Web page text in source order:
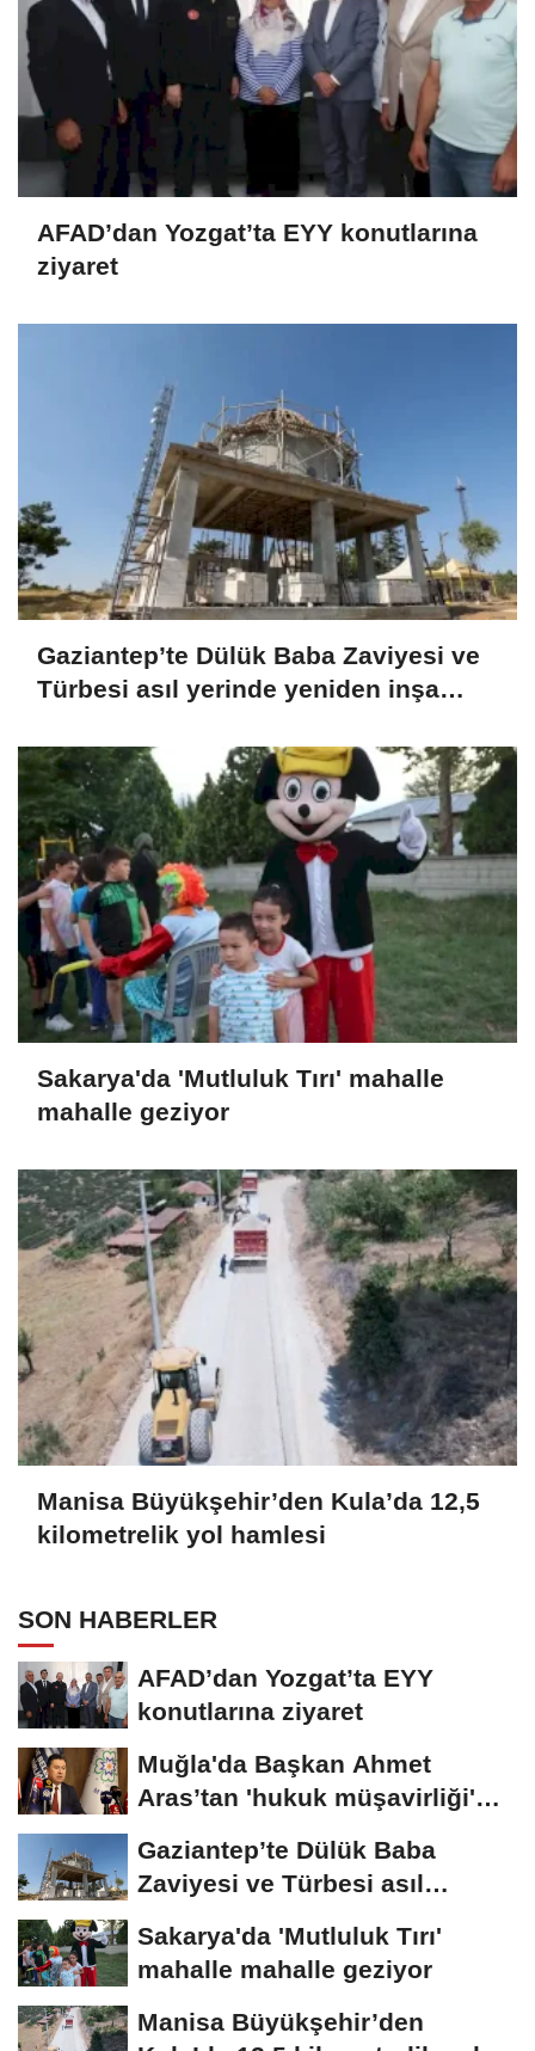
AFAD’dan Yozgat’ta EYY konutlarına
ziyaret
Gaziantep’te Dülük Baba Zaviyesi ve
Türbesi asıl yerinde yeniden inşa
Sakarya'da 'Mutluluk Tırı' mahalle
mahalle geziyor
Manisa Büyükşehir’den Kula’da 12,5
kilometrelik yol hamlesi
SON HABERLER
AFAD’dan Yozgat’ta EYY
konutlarına ziyaret
Muğla'da Başkan Ahmet
Aras’tan 'hukuk müşavirliği'
Gaziantep’te Dülük Baba
Zaviyesi ve Türbesi asıl
Sakarya'da 'Mutluluk Tırı'
mahalle mahalle geziyor
Manisa Büyükşehir’den